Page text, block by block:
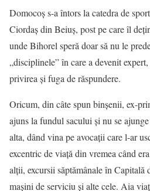
Domocoş s-a întors la catedra de
Ciordaş din Beiuş, post pe care îl
unde Bihorel speră doar să nu le
„disciplinele” în care a devenit
privirea şi fuga de răspundere.
Oricum, din câte spun binşenii, ex-
ajuns la fundul sacului şi nu se
alta, dând vina pe avocaţii care l-ar
excentric de viaţă din vremea când
alţii, excursii săptămânale în Capitală
maşini de serviciu şi alte cele. Aia